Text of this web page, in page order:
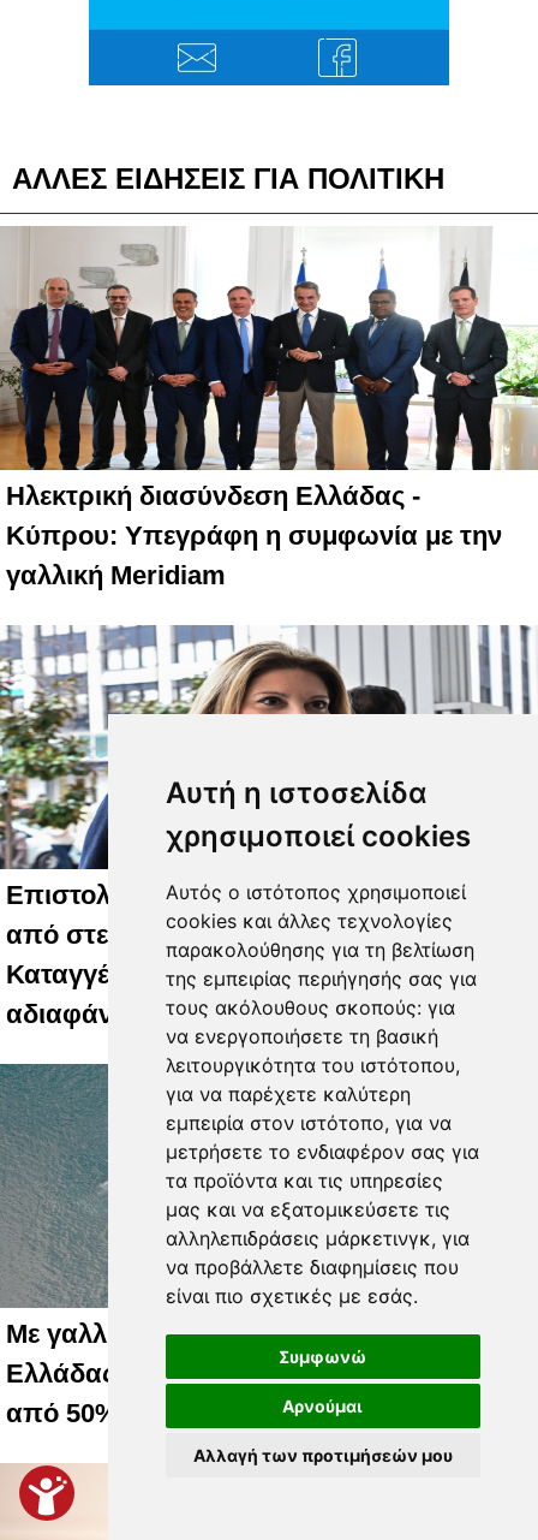
Αυτή η ιστοσελίδα
χρησιμοποιεί cookies
Αυτός ο ιστότοπος χρησιμοποιεί
cookies και άλλες τεχνολογίες
παρακολούθησης για τη βελτίωση
της εμπειρίας περιήγησής σας για
τους ακόλουθους σκοπούς: για
να ενεργοποιήσετε τη βασική
λειτουργικότητα του ιστότοπου,
για να παρέχετε καλύτερη
εμπειρία στον ιστότοπο, για να
μετρήσετε το ενδιαφέρον σας για
τα προϊόντα και τις υπηρεσίες
μας και να εξατομικεύσετε τις
αλληλεπιδράσεις μάρκετινγκ, για
να προβάλλετε διαφημίσεις που
είναι πιο σχετικές με εσάς.
Συμφωνώ
Αρνούμαι
Αλλαγή των προτιμήσεών μου
ΑΛΛΕΣ ΕΙΔΗΣΕΙΣ ΓΙΑ ΠΟΛΙΤΙΚΗ
Ηλεκτρική διασύνδεση Ελλάδας -
Κύπρου: Υπεγράφη η συμφωνία με την
γαλλική Meridiam
Επιστολή-κόλαφος κατά Καρυστιανού
από στελέχη που αποχώρησαν:
Καταγγέλλουν συγκεντρωτισμό και
αδιαφάνεια
Με γαλλική σφραγίδα το καλώδιο
Ελλάδας – Κύπρου, με ποσοστό πάνω
από 50% μπαίνει η Meridiam